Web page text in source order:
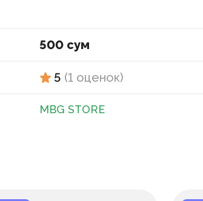
500 сум
5 (1 оценок)
MBG STORE